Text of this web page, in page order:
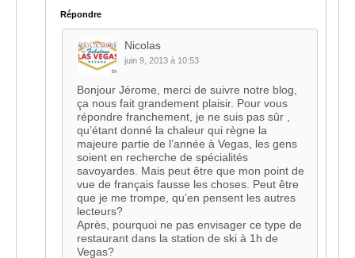
Répondre
Nicolas
juin 9, 2013 à 10:53
Bonjour Jérome, merci de suivre notre blog,
ça nous fait grandement plaisir. Pour vous
répondre franchement, je ne suis pas sûr ,
qu’étant donné la chaleur qui règne la
majeure partie de l’année à Vegas, les gens
soient en recherche de spécialités
savoyardes. Mais peut être que mon point de
vue de français fausse les choses. Peut être
que je me trompe, qu’en pensent les autres
lecteurs?
Après, pourquoi ne pas envisager ce type de
restaurant dans la station de ski à 1h de
Vegas?